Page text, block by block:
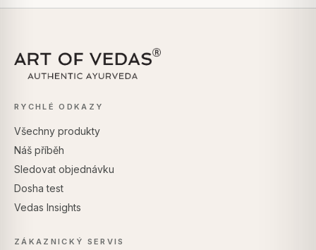
RYCHLÉ ODKAZY
Všechny produkty
Náš příběh
Sledovat objednávku
Dosha test
Vedas Insights
ZÁKAZNICKÝ SERVIS